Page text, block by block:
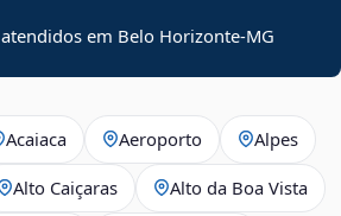
em Belo Horizonte-MG
Acaiaca Aeroporto Alpes
Alto Caiçaras Alto da Boa Vista